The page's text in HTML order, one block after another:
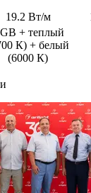
19.2 Вт/м
+ теплый
К) + белый
(6000 К)